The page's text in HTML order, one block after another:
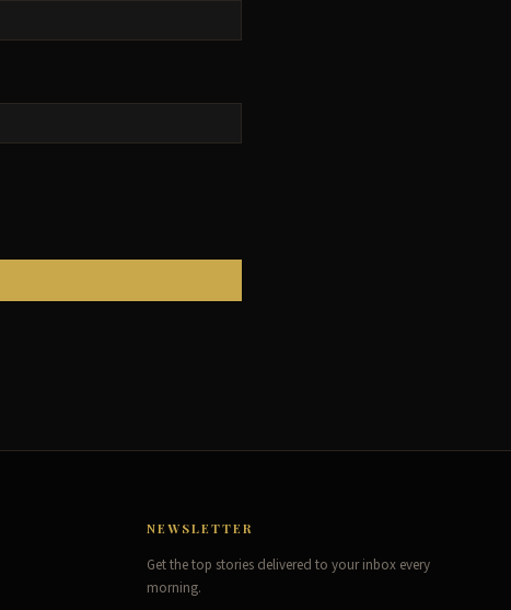
NEWSLETTER
Get the top stories delivered to your inbox every
morning.